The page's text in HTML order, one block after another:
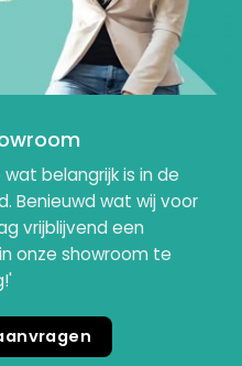
belangrijk is in de
Benieuwd wat wij voor
vrijblijvend een
onze showroom te